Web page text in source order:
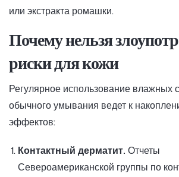
или экстракта ромашки.
Почему нельзя
риски для кожи
Регулярное использование влажных
обычного умывания ведет к
эффектов:
Контактный дерматит. Отчеты
Североамериканской группы по